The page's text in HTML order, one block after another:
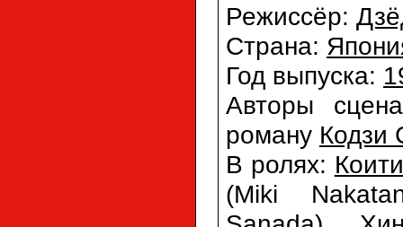
Режиссёр:
Страна:
Год выпуска:
Авторы
роману Кодзи
В ролях:
(Miki